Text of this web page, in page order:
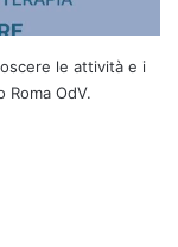
le attività e i
Roma OdV.